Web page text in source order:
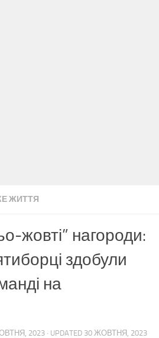
ЖИТТЯ
жовті” нагороди:
здобули
на
2023 · UPDATED 30 ЖОВТНЯ, 2023